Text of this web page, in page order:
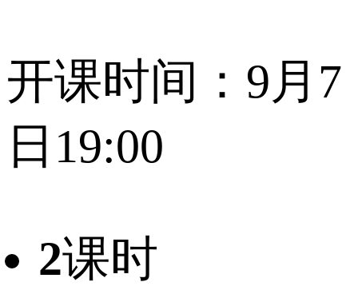
开课时间：9月7
日19:00
2课时